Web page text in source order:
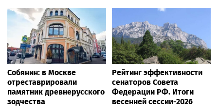
Собянин: в Москве
отреставрировали
памятник древнерусского
зодчества
Рейтинг эффективности
сенаторов Совета
Федерации РФ. Итоги
весенней сессии-2026